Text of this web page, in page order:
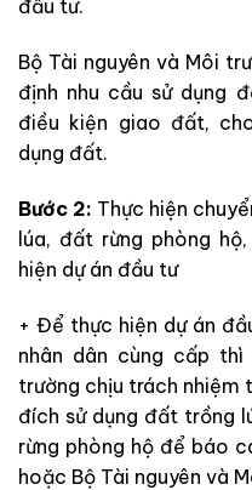
đầu tư.
Bộ Tài nguyên và Môi
định nhu cầu sử dụng
điều kiện giao đất,
dụng đất.
Bước 2: Thực hiện
lúa, đất rừng phòng
hiện dự án đầu tư
+ Để thực hiện dự án
nhân dân cùng cấp
trường chịu trách nhiệm
đích sử dụng đất trồng
rừng phòng hộ để báo
hoặc Bộ Tài nguyên và